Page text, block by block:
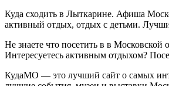
Куда сходить в Лыткарине. Афиша
активный отдых, отдых с детьми.
Не знаете что посетить в в
Интересуетесь активным отдыхом?
КудаМО — это лучший сайт о самых